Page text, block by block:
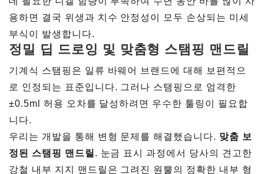
용하면 결국 위생과 치수 안정성이 모두 손상되는 미세
부식이 발생합니다.
정밀 딥 드로잉 및 맞춤형 스탬핑 맨드릴
기계식 스탬핑은 일류 바웨어 브랜드에 대해 보편적으
로 인정되는 표준입니다. 그러나 스탬핑으로 엄격한
±0.5ml 허용 오차를 달성하려면 우수한 툴링이 필요합
니다.
우리는 개발을 통해 변형 문제를 해결했습니다. 맞춤 보
정된 스탬핑 맨드릴 . 눈금 표시 과정에서 당사의 견고한
강철 내부 지지 맨드릴은 그려진 원뿔의 정확한 내부 형